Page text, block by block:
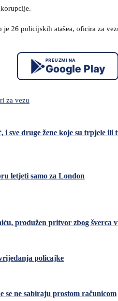
26 policijskih atašea, oficira za
PREUZMI NA
Google Play
za vezu
sve druge žene koje su trpjele ili
letjeti samo za London
produžen pritvor zbog šverca
policajke
se ne sabiraju prostom računicom